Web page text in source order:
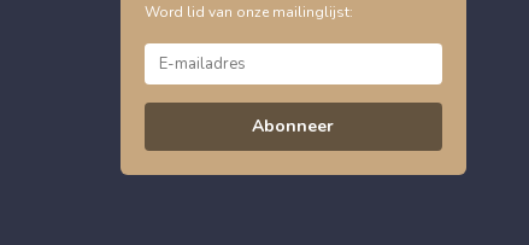
Word lid van onze mailinglijst:
Abonneer